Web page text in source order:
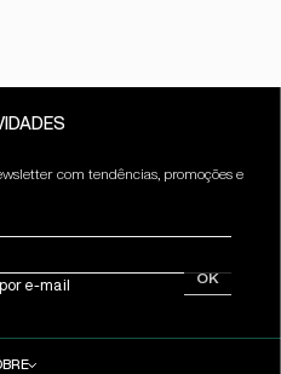
com tendências, promoções e
OK
e-mail